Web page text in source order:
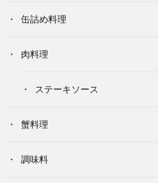
缶詰め料理
肉料理
ステーキソース
蟹料理
調味料